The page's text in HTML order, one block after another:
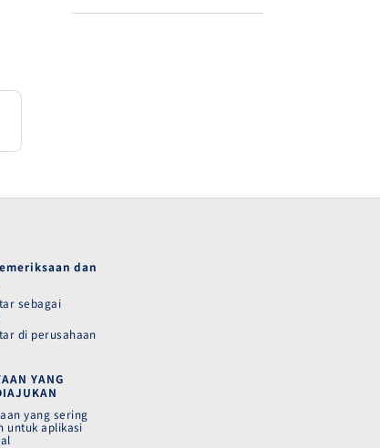
dan
sebagai
di perusahaan
YANG
yang sering
untuk aplikasi